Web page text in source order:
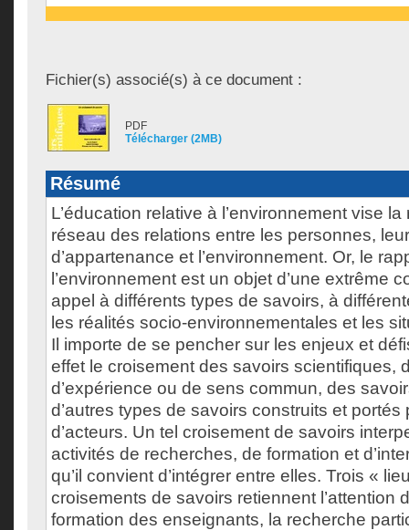
Fichier(s) associé(s) à ce document :
PDF
Télécharger (2MB)
Résumé
L’éducation relative à l’environnement vise
réseau des relations entre les personnes,
d’appartenance et l’environnement. Or, le
l’environnement est un objet d’une extrême
appel à différents types de savoirs, à
les réalités socio-environnementales et les
Il importe de se pencher sur les enjeux et
effet le croisement des savoirs scientifiques,
d’expérience ou de sens commun, des
d’autres types de savoirs construits et portés
d’acteurs. Un tel croisement de savoirs
activités de recherches, de formation et
qu’il convient d’intégrer entre elles. Trois «
croisements de savoirs retiennent l’attention
formation des enseignants, la recherche